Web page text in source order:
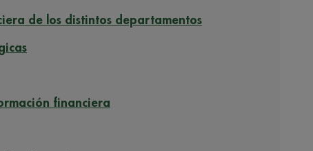
de los distintos departamentos
financiera